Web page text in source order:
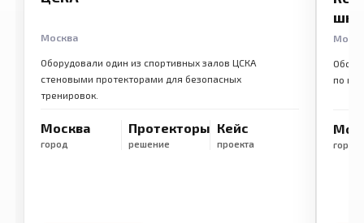
Москва
Оборудовали один из спортивных залов ЦСКА
стеновыми протекторами для безопасных
тренировок.
Москва
город
Протекторы
решение
Кейс
проекта
по
город